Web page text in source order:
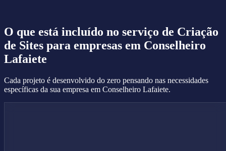
O que está incluído no serviço de Criação
de Sites para empresas em Conselheiro
Lafaiete
Cada projeto é desenvolvido do zero pensando nas necessidades
específicas da sua empresa em Conselheiro Lafaiete.